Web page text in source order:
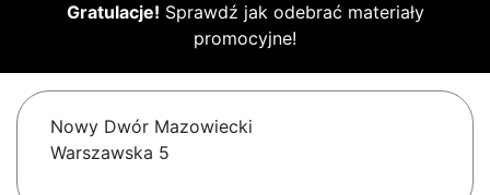
Gratulacje! Sprawdź jak odebrać materiały
promocyjne!
Nowy Dwór Mazowiecki
Warszawska 5